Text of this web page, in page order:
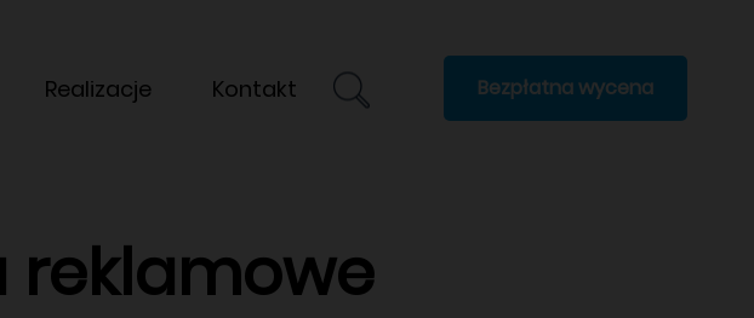
Realizacje Kontakt Bezpłatna wycena
reklamowe